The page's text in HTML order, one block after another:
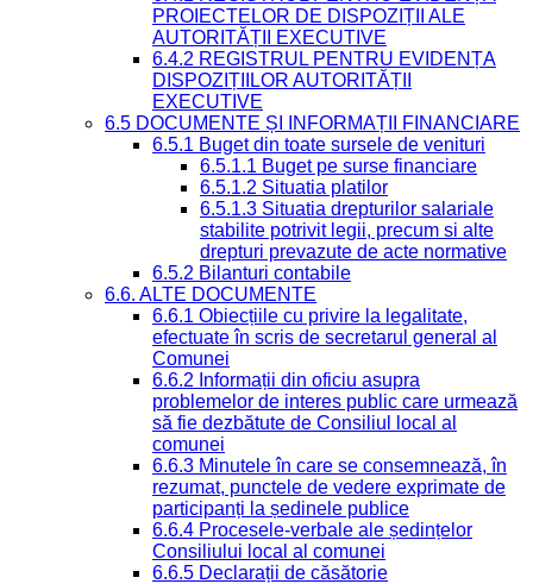
PROIECTELOR DE DISPOZIȚII ALE
AUTORITĂȚII EXECUTIVE
6.4.2 REGISTRUL PENTRU EVIDENȚA
DISPOZIȚIILOR AUTORITĂȚII
EXECUTIVE
6.5 DOCUMENTE ȘI INFORMAȚII FINANCIARE
6.5.1 Buget din toate sursele de venituri
6.5.1.1 Buget pe surse financiare
6.5.1.2 Situatia platilor
6.5.1.3 Situatia drepturilor salariale
stabilite potrivit legii, precum si alte
drepturi prevazute de acte normative
6.5.2 Bilanturi contabile
6.6. ALTE DOCUMENTE
6.6.1 Obiecțiile cu privire la legalitate,
efectuate în scris de secretarul general al
Comunei
6.6.2 Informații din oficiu asupra
problemelor de interes public care urmează
să fie dezbătute de Consiliul local al
comunei
6.6.3 Minutele în care se consemnează, în
rezumat, punctele de vedere exprimate de
participanți la ședinele publice
6.6.4 Procesele-verbale ale ședințelor
Consiliului local al comunei
6.6.5 Declarații de căsătorie